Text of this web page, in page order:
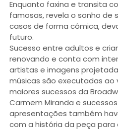
Enquanto faxina e transita
famosas, revela o sonho de
casos de forma cômica,
futuro.
Sucesso entre adultos e
renovando e conta com
artistas e imagens
músicas são executadas ao
maiores sucessos da
Carmem Miranda e
apresentações também
com a história da peça para